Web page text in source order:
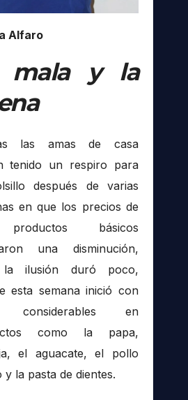
Alfaro
mala y la
las amas de casa
tenido un respiro para
después de varias
en que los precios de
básicos
una disminución,
ilusión duró poco,
esta semana inició con
considerables en
como la papa,
el aguacate, el pollo
y la pasta de dientes.